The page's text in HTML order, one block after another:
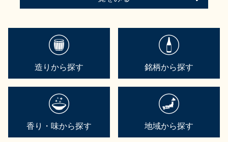
造りから探す 銘柄から探す
香り・味から探す 地域から探す